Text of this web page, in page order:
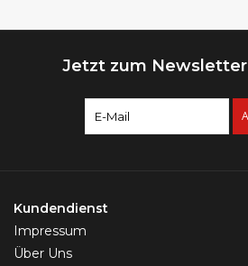
Jetzt zum
Kundendienst
Impressum
Über Uns